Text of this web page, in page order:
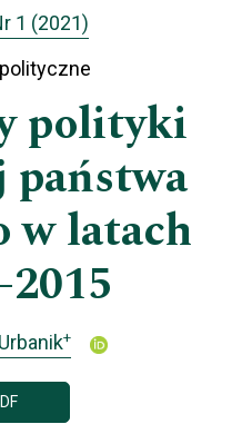
1 (2021)
polityki
w latach
+